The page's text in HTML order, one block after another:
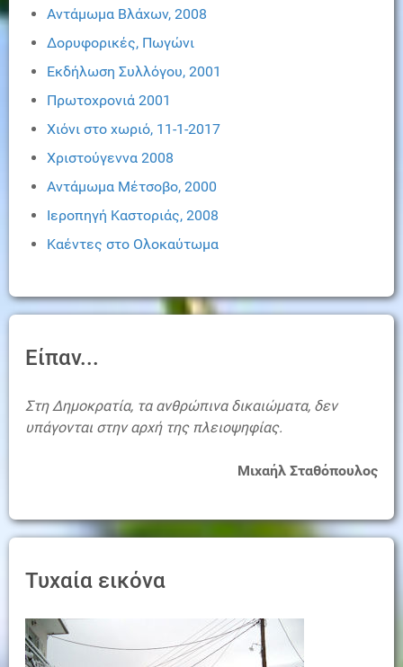
Αντάμωμα Βλάχων, 2008
Δορυφορικές, Πωγώνι
Εκδήλωση Συλλόγου, 2001
Πρωτοχρονιά 2001
Χιόνι στο χωριό, 11-1-2017
Χριστούγεννα 2008
Αντάμωμα Μέτσοβο, 2000
Ιεροπηγή Καστοριάς, 2008
Καέντες στο Ολοκαύτωμα
Είπαν...
Στη Δημοκρατία, τα ανθρώπινα δικαιώματα, δεν
υπάγονται στην αρχή της πλειοψηφίας.
Μιχαήλ Σταθόπουλος
Τυχαία εικόνα